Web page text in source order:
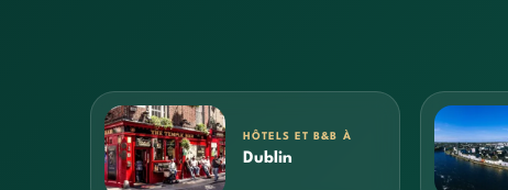
HÔTELS ET B&B À
Dublin